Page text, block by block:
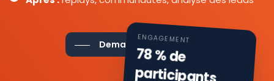
Demander une démo
ENGAGEMENT
78 % de
participants